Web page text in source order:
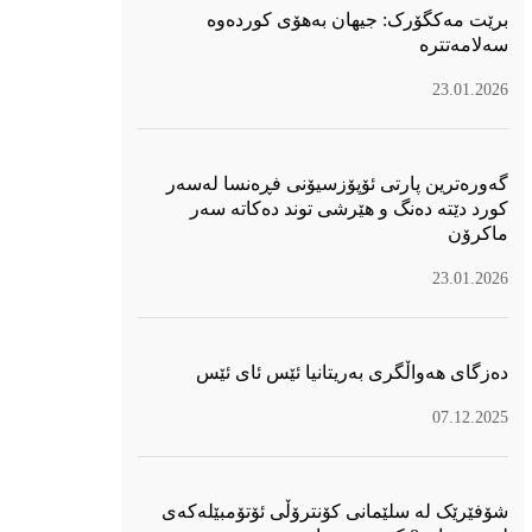
برێت مەکگۆرک: جیهان بەهۆی کوردەوە
سەلامەتترە
23.01.2026
گەورەترین پارتی ئۆپۆزسیۆنی فڕەنسا لەسەر
كورد دێتە دەنگ و هێرشی توند دەكاتە سەر
ماكرۆن
23.01.2026
دەزگای هەواڵگری بەریتانیا ئێس ئای ئێس
07.12.2025
شۆفێرێک لە سلێمانی کۆنترۆڵی ئۆتۆمبێلەکەی